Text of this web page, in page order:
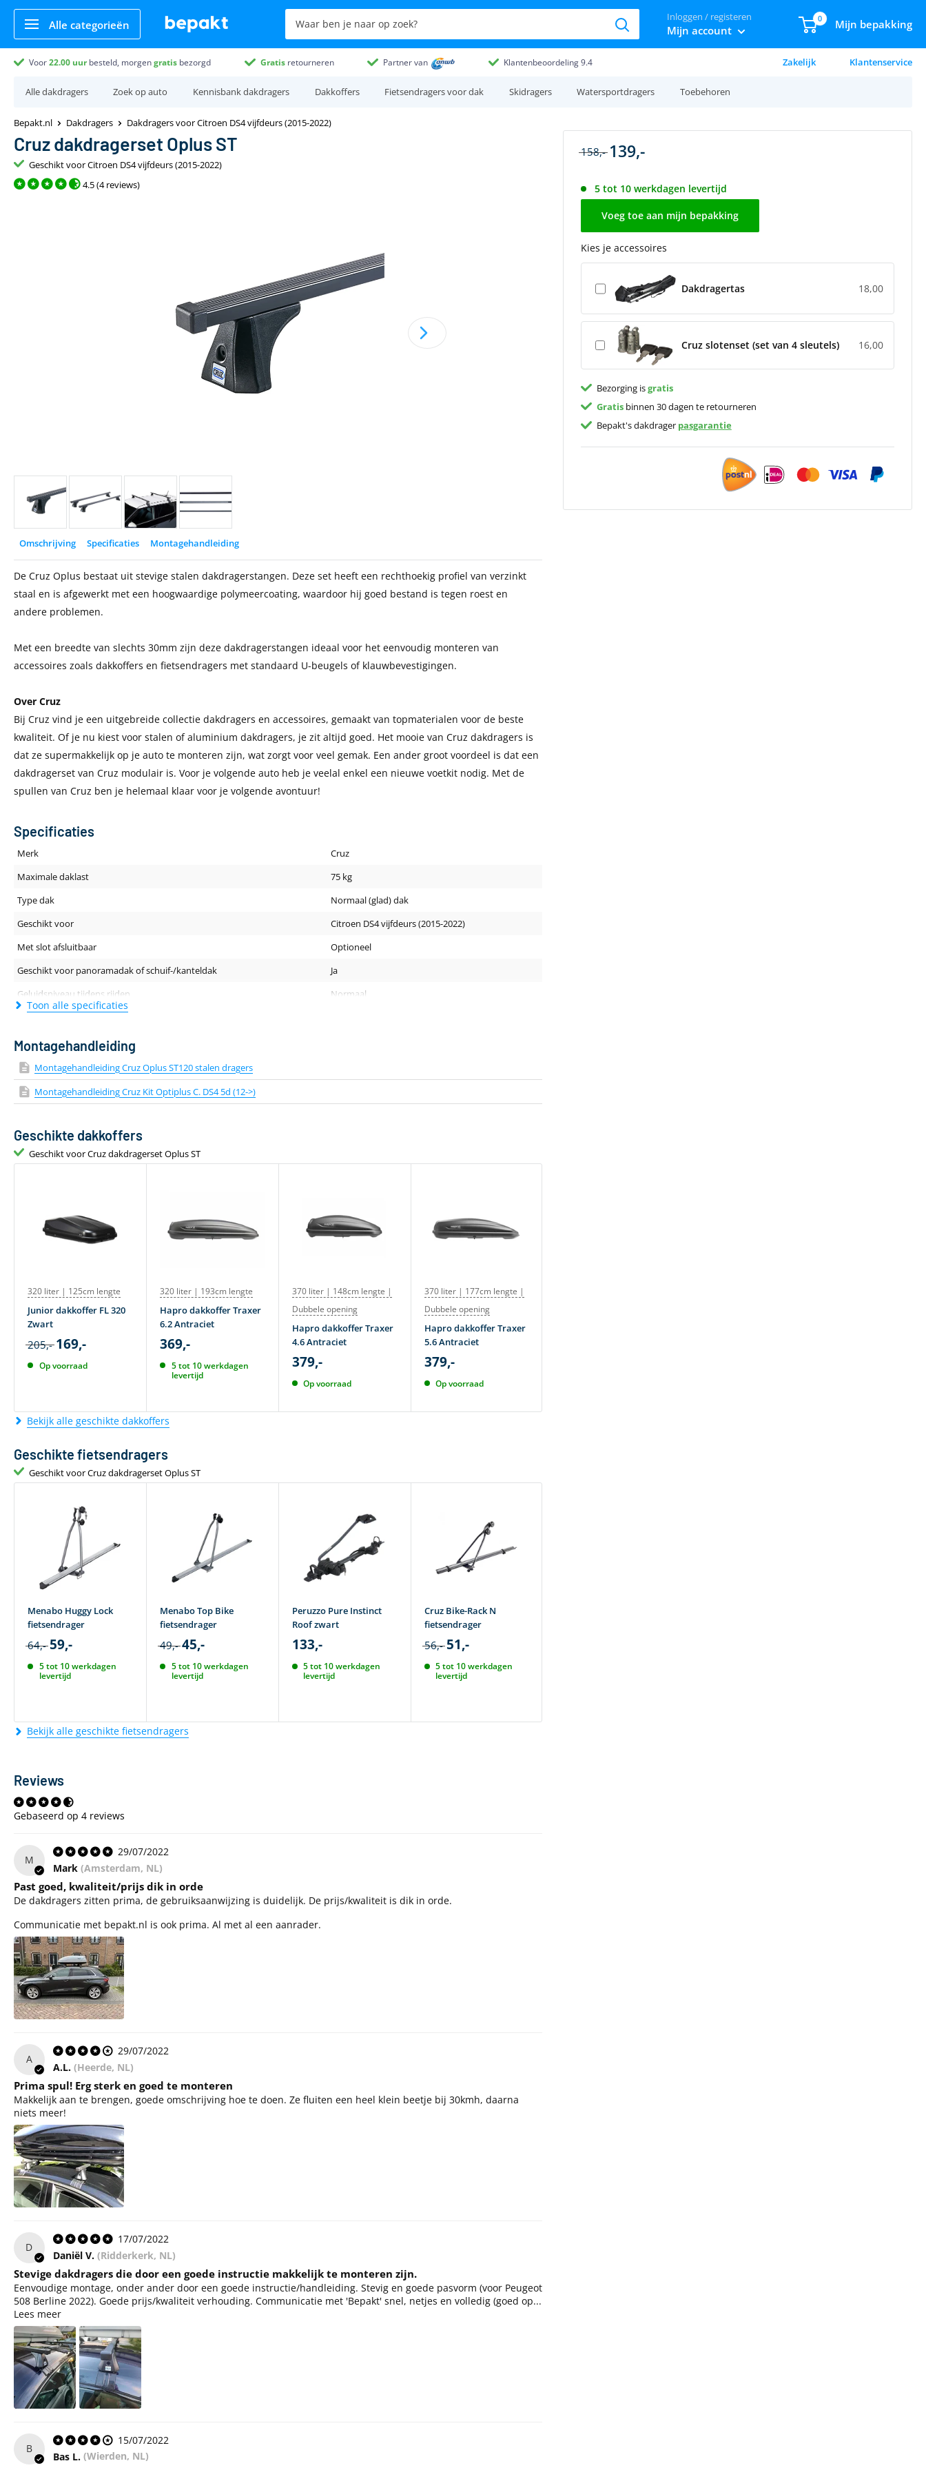
Alle categorieën
Inloggen / registeren
Mijn account
0 Mijn bepakking
Voor22.00 uurbesteld, morgengratis bezorgd Gratisretourneren Partner van Klantenbeoordeling 9.4 Zakelijk Klantenservice
Alle dakdragers Zoek op auto Kennisbank dakdragers Dakkoffers Fietsendragers voor dak Skidragers Watersportdragers Toebehoren
Bepakt.nl Dakdragers Dakdragers voor Citroen DS4 vijfdeurs (2015-2022)
Cruz dakdragerset Oplus ST
Geschikt voor Citroen DS4 vijfdeurs (2015-2022)
4.5 (4 reviews)
158,- 139,-
5 tot 10 werkdagen levertijd
Voeg toe aan mijn bepakking
Kies je accessoires
Dakdragertas 18,00
Cruz slotenset (set van 4 sleutels) 16,00
Bezorging isgratis
Gratisbinnen 30 dagen te retourneren
Bepakt's dakdrager pasgarantie
Omschrijving Specificaties Montagehandleiding
De Cruz Oplus bestaat uit stevige stalen dakdragerstangen. Deze set heeft een rechthoekig profiel van verzinkt
staal en is afgewerkt met een hoogwaardige polymeercoating, waardoor hij goed bestand is tegen roest en
andere problemen.
Met een breedte van slechts 30mm zijn deze dakdragerstangen ideaal voor het eenvoudig monteren van
accessoires zoals dakkoffers en fietsendragers met standaard U-beugels of klauwbevestigingen.
Over Cruz
Bij Cruz vind je een uitgebreide collectie dakdragers en accessoires, gemaakt van topmaterialen voor de beste
kwaliteit. Of je nu kiest voor stalen of aluminium dakdragers, je zit altijd goed. Het mooie van Cruz dakdragers is
dat ze supermakkelijk op je auto te monteren zijn, wat zorgt voor veel gemak. Een ander groot voordeel is dat een
dakdragerset van Cruz modulair is. Voor je volgende auto heb je veelal enkel een nieuwe voetkit nodig. Met de
spullen van Cruz ben je helemaal klaar voor je volgende avontuur!
Specificaties
Merk
Cruz
Maximale daklast
75 kg
Type dak
Normaal (glad) dak
Geschikt voor
Citroen DS4 vijfdeurs (2015-2022)
Met slot afsluitbaar
Optioneel
Geschikt voor panoramadak of schuif-/kanteldak
Ja
Geluidsniveau tijdens rijden
Normaal
Lengte van de drager
Kleur
Materiaal
Gewicht
Geschikt voor daktent
Toon alle specificaties
Montagehandleiding
Montagehandleiding Cruz Oplus ST120 stalen dragers
Montagehandleiding Cruz Kit Optiplus C. DS4 5d (12->)
Geschikte dakkoffers
Geschikt voor Cruz dakdragerset Oplus ST
320 liter | 125cm lengte
Junior dakkoffer FL 320
Zwart
205,- 169,-
Op voorraad
320 liter | 193cm lengte
Hapro dakkoffer Traxer
6.2 Antraciet
369,-
5 tot 10 werkdagen
levertijd
370 liter | 148cm lengte |
Dubbele opening
Hapro dakkoffer Traxer
4.6 Antraciet
379,-
Op voorraad
370 liter | 177cm lengte |
Dubbele opening
Hapro dakkoffer Traxer
5.6 Antraciet
379,-
Op voorraad
Bekijk alle geschikte dakkoffers
Geschikte fietsendragers
Geschikt voor Cruz dakdragerset Oplus ST
Menabo Huggy Lock
fietsendrager
64,- 59,-
5 tot 10 werkdagen
levertijd
Menabo Top Bike
fietsendrager
49,- 45,-
5 tot 10 werkdagen
levertijd
Peruzzo Pure Instinct
Roof zwart
133,-
5 tot 10 werkdagen
levertijd
Cruz Bike-Rack N
fietsendrager
56,- 51,-
5 tot 10 werkdagen
levertijd
Bekijk alle geschikte fietsendragers
Reviews
Gebaseerd op 4 reviews
M
29/07/2022
Mark (Amsterdam, NL)
Past goed, kwaliteit/prijs dik in orde
De dakdragers zitten prima, de gebruiksaanwijzing is duidelijk. De prijs/kwaliteit is dik in orde.
Communicatie met bepakt.nl is ook prima. Al met al een aanrader.
A
29/07/2022
A.L. (Heerde, NL)
Prima spul! Erg sterk en goed te monteren
Makkelijk aan te brengen, goede omschrijving hoe te doen. Ze fluiten een heel klein beetje bij 30kmh, daarna
niets meer!
D
17/07/2022
Daniël V. (Ridderkerk, NL)
Stevige dakdragers die door een goede instructie makkelijk te monteren zijn.
Eenvoudige montage, onder ander door een goede instructie/handleiding. Stevig en goede pasvorm (voor Peugeot
508 Berline 2022). Goede prijs/kwaliteit verhouding. Communicatie met 'Bepakt' snel, netjes en volledig (goed op...
Lees meer
B
15/07/2022
Bas L. (Wierden, NL)